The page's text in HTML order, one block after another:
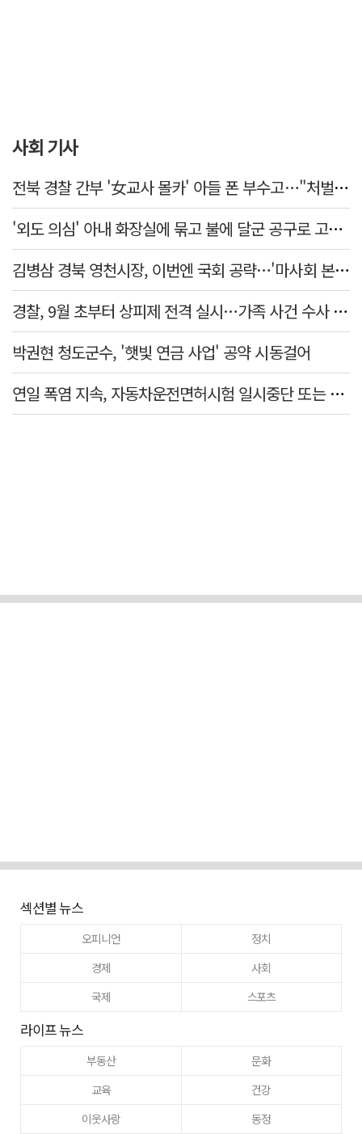
사회 기사
전북 경찰 간부 '女교사 몰카' 아들 폰 부수고…"처벌 못하는 사안" 내부망에 글
'외도 의심' 아내 화장실에 묶고 불에 달군 공구로 고문…남편 검거
김병삼 경북 영천시장, 이번엔 국회 공략…'마사회 본사 이전·광역교통망 확충' 요청
경찰, 9월 초부터 상피제 전격 실시…가족 사건 수사 못해
박권현 청도군수, '햇빛 연금 사업' 공약 시동걸어
연일 폭염 지속, 자동차운전면허시험 일시중단 또는 축소 운영
섹션별 뉴스
오피니언
정치
경제
사회
국제
스포츠
라이프 뉴스
부동산
문화
교육
건강
이웃사랑
동정